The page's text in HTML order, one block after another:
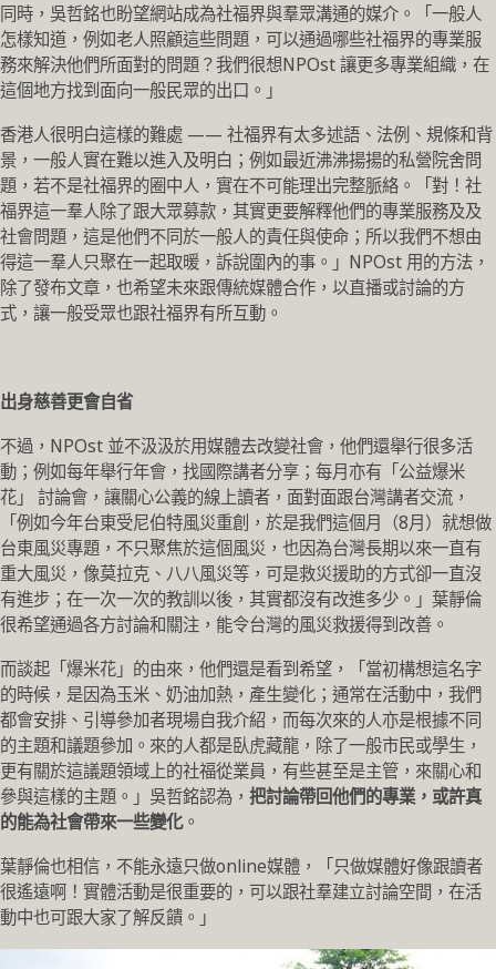
同時，吳哲銘也盼望網站成為社福界與羣眾溝通的媒介。「一般人
怎樣知道，例如老人照顧這些問題，可以通過哪些社福界的專業服
務來解決他們所面對的問題？我們很想NPOst 讓更多專業組織，在
這個地方找到面向一般民眾的出口。」
香港人很明白這樣的難處 —— 社福界有太多述語、法例、規條和背
景，一般人實在難以進入及明白；例如最近沸沸揚揚的私營院舍問
題，若不是社福界的圈中人，實在不可能理出完整脈絡。「對！社
福界這一羣人除了跟大眾募款，其實更要解釋他們的專業服務及及
社會問題，這是他們不同於一般人的責任與使命；所以我們不想由
得這一羣人只聚在一起取暖，訴說圍內的事。」NPOst 用的方法，
除了發布文章，也希望未來跟傳統媒體合作，以直播或討論的方
式，讓一般受眾也跟社福界有所互動。
出身慈善更會自省
不過，NPOst 並不汲汲於用媒體去改變社會，他們還舉行很多活
動；例如每年舉行年會，找國際講者分享；每月亦有「公益爆米
花」 討論會，讓關心公義的線上讀者，面對面跟台灣講者交流，
「例如今年台東受尼伯特風災重創，於是我們這個月（8月）就想做
台東風災專題，不只聚焦於這個風災，也因為台灣長期以來一直有
重大風災，像莫拉克、八八風災等，可是救災援助的方式卻一直沒
有進步；在一次一次的教訓以後，其實都沒有改進多少。」葉靜倫
很希望通過各方討論和關注，能令台灣的風災救援得到改善。
而談起「爆米花」的由來，他們還是看到希望，「當初構想這名字
的時候，是因為玉米、奶油加熱，產生變化；通常在活動中，我們
都會安排、引導參加者現場自我介紹，而每次來的人亦是根據不同
的主題和議題參加。來的人都是臥虎藏龍，除了一般市民或學生，
更有關於這議題領域上的社福從業員，有些甚至是主管，來關心和
參與這樣的主題。」吳哲銘認為， 把討論帶回他們的專業，或許真
的能為社會帶來一些變化。
葉靜倫也相信，不能永遠只做online媒體，「只做媒體好像跟讀者
很遙遠啊！實體活動是很重要的，可以跟社羣建立討論空間，在活
動中也可跟大家了解反饋。」